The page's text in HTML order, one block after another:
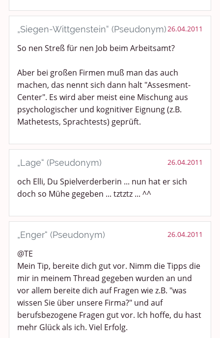
„Siegen-Wittgenstein“ (Pseudonym)26.04.2011
So nen Streß für nen Job beim Arbeitsamt?
Aber bei großen Firmen muß man das auch
machen, das nennt sich dann halt "Assesment-
Center". Es wird aber meist eine Mischung aus
psychologischer und kognitiver Eignung (z.B.
Mathetests, Sprachtests) geprüft.
„Lage“ (Pseudonym) 26.04.2011
och Elli, Du Spielverderberin ... nun hat er sich
doch so Mühe gegeben ... tztztz ... ^^
„Enger“ (Pseudonym) 26.04.2011
@TE
Mein Tip, bereite dich gut vor. Nimm die Tipps die
mir in meinem Thread gegeben wurden an und
vor allem bereite dich auf Fragen wie z.B. "was
wissen Sie über unsere Firma?" und auf
berufsbezogene Fragen gut vor. Ich hoffe, du hast
mehr Glück als ich. Viel Erfolg.